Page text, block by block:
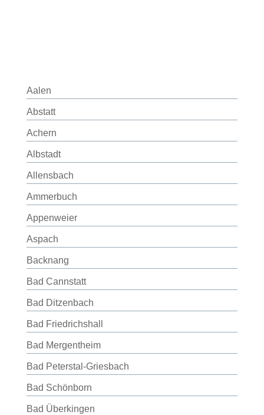
Aalen
Abstatt
Achern
Albstadt
Allensbach
Ammerbuch
Appenweier
Aspach
Backnang
Bad Cannstatt
Bad Ditzenbach
Bad Friedrichshall
Bad Mergentheim
Bad Peterstal-Griesbach
Bad Schönborn
Bad Überkingen